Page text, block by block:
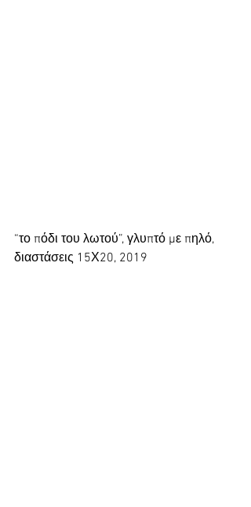
“το πόδι του λωτού”, γλυπτό με πηλό,
διαστάσεις 15Χ20, 2019